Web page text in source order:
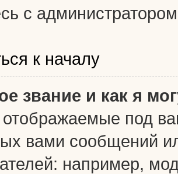
с
к началу
звание и как я
под
вами сообщений
например,